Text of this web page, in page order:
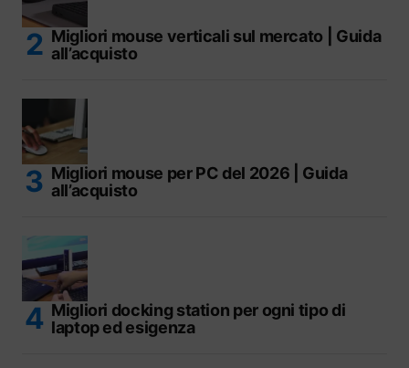
Migliori mouse verticali sul mercato | Guida
all’acquisto
Migliori mouse per PC del 2026 | Guida
all’acquisto
Migliori docking station per ogni tipo di
laptop ed esigenza